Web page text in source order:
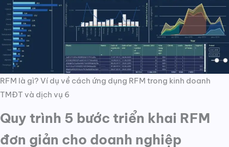
RFM là gì? Ví dụ về cách ứng dụng RFM trong kinh doanh
TMĐT và dịch vụ 6
Quy trình 5 bước triển khai RFM
đơn giản cho doanh nghiệp